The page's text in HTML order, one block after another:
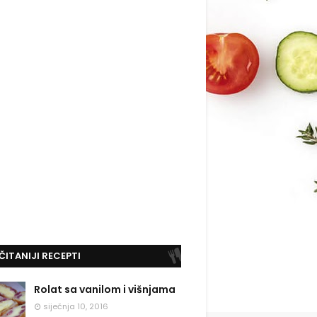
RECEPTI
Rolat sa vanilom i višnjama
siječnja 10, 2016